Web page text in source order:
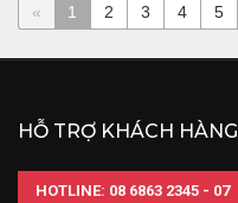
« 1 2 3 4 5
HỖ TRỢ KHÁCH HÀNG
HOTLINE: 08 6863 2345 - 07